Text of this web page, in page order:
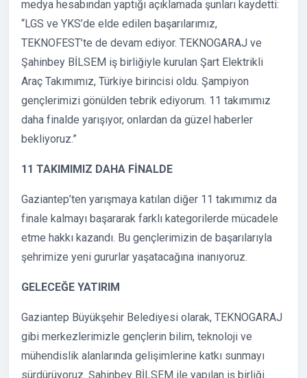
medya hesabından yaptığı açıklamada şunları kaydetti:
“LGS ve YKS’de elde edilen başarılarımız,
TEKNOFEST’te de devam ediyor. TEKNOGARAJ ve
Şahinbey BİLSEM iş birliğiyle kurulan Şart Elektrikli
Araç Takımımız, Türkiye birincisi oldu. Şampiyon
gençlerimizi gönülden tebrik ediyorum. 11 takımımız
daha finalde yarışıyor, onlardan da güzel haberler
bekliyoruz.”
11 TAKIMIMIZ DAHA FİNALDE
Gaziantep’ten yarışmaya katılan diğer 11 takımımız da
finale kalmayı başararak farklı kategorilerde mücadele
etme hakkı kazandı. Bu gençlerimizin de başarılarıyla
şehrimize yeni gururlar yaşatacağına inanıyoruz.
GELECEĞE YATIRIM
Gaziantep Büyükşehir Belediyesi olarak, TEKNOGARAJ
gibi merkezlerimizle gençlerin bilim, teknoloji ve
mühendislik alanlarında gelişimlerine katkı sunmayı
sürdürüyoruz. Şahinbey BİLSEM ile yapılan iş birliği